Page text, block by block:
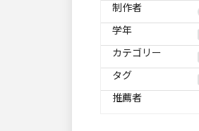
制作者
学年
カテゴリー
タグ
推薦者